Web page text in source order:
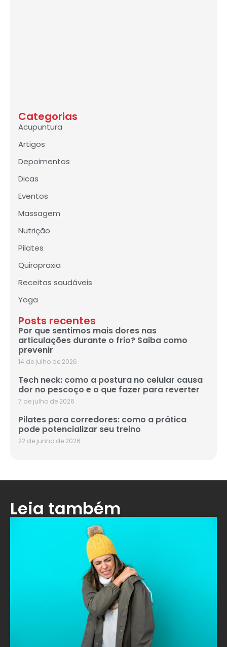
Categorias
Acupuntura
Artigos
Depoimentos
Dicas
Eventos
Massagem
Nutrição
Pilates
Quiropraxia
Receitas saudáveis
Yoga
Posts recentes
Por que sentimos mais dores nas
articulações durante o frio? Saiba como
prevenir
14 de julho de 2026
Tech neck: como a postura no celular causa
dor no pescoço e o que fazer para reverter
7 de julho de 2026
Pilates para corredores: como a prática
pode potencializar seu treino
22 de junho de 2026
Leia também